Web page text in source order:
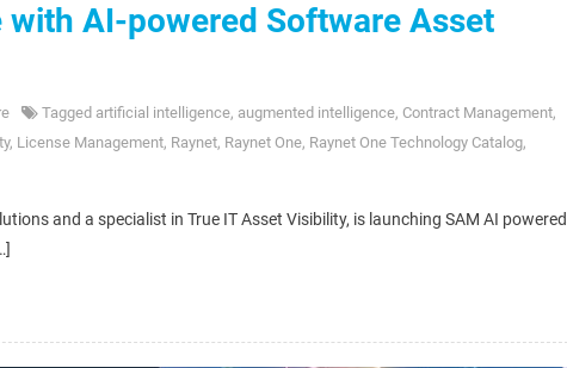
with AI-powered Software Asset
Tagged artificial intelligence, augmented intelligence, Contract Management,
, License Management, Raynet, Raynet One, Raynet One Technology Catalog,
and a specialist in True IT Asset Visibility, is launching SAM AI powered